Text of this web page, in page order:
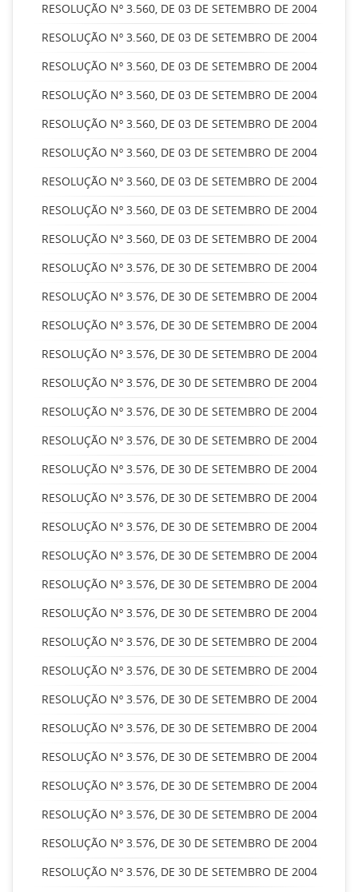
RESOLUÇÃO Nº 3.560, DE 03 DE SETEMBRO DE 2004
RESOLUÇÃO Nº 3.560, DE 03 DE SETEMBRO DE 2004
RESOLUÇÃO Nº 3.560, DE 03 DE SETEMBRO DE 2004
RESOLUÇÃO Nº 3.560, DE 03 DE SETEMBRO DE 2004
RESOLUÇÃO Nº 3.560, DE 03 DE SETEMBRO DE 2004
RESOLUÇÃO Nº 3.560, DE 03 DE SETEMBRO DE 2004
RESOLUÇÃO Nº 3.560, DE 03 DE SETEMBRO DE 2004
RESOLUÇÃO Nº 3.560, DE 03 DE SETEMBRO DE 2004
RESOLUÇÃO Nº 3.560, DE 03 DE SETEMBRO DE 2004
RESOLUÇÃO Nº 3.576, DE 30 DE SETEMBRO DE 2004
RESOLUÇÃO Nº 3.576, DE 30 DE SETEMBRO DE 2004
RESOLUÇÃO Nº 3.576, DE 30 DE SETEMBRO DE 2004
RESOLUÇÃO Nº 3.576, DE 30 DE SETEMBRO DE 2004
RESOLUÇÃO Nº 3.576, DE 30 DE SETEMBRO DE 2004
RESOLUÇÃO Nº 3.576, DE 30 DE SETEMBRO DE 2004
RESOLUÇÃO Nº 3.576, DE 30 DE SETEMBRO DE 2004
RESOLUÇÃO Nº 3.576, DE 30 DE SETEMBRO DE 2004
RESOLUÇÃO Nº 3.576, DE 30 DE SETEMBRO DE 2004
RESOLUÇÃO Nº 3.576, DE 30 DE SETEMBRO DE 2004
RESOLUÇÃO Nº 3.576, DE 30 DE SETEMBRO DE 2004
RESOLUÇÃO Nº 3.576, DE 30 DE SETEMBRO DE 2004
RESOLUÇÃO Nº 3.576, DE 30 DE SETEMBRO DE 2004
RESOLUÇÃO Nº 3.576, DE 30 DE SETEMBRO DE 2004
RESOLUÇÃO Nº 3.576, DE 30 DE SETEMBRO DE 2004
RESOLUÇÃO Nº 3.576, DE 30 DE SETEMBRO DE 2004
RESOLUÇÃO Nº 3.576, DE 30 DE SETEMBRO DE 2004
RESOLUÇÃO Nº 3.576, DE 30 DE SETEMBRO DE 2004
RESOLUÇÃO Nº 3.576, DE 30 DE SETEMBRO DE 2004
RESOLUÇÃO Nº 3.576, DE 30 DE SETEMBRO DE 2004
RESOLUÇÃO Nº 3.576, DE 30 DE SETEMBRO DE 2004
RESOLUÇÃO Nº 3.576, DE 30 DE SETEMBRO DE 2004